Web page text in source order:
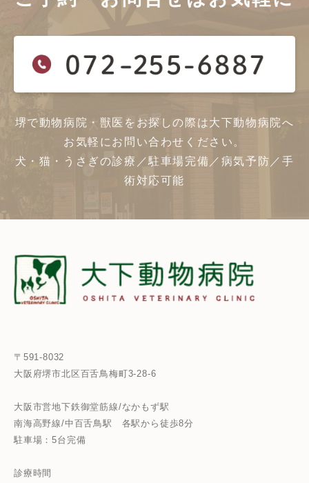
堺で動物病院・獣医をお探しの際は大下動物病院へ
お気軽にお問い合わせください。
犬・猫・うさぎの診療／駐車場完備／病気予防／手
術対応可能
〒591-8032
大阪府堺市北区百舌鳥梅町3-28-6
大阪市営地下鉄御堂筋線/なかもず駅
南海高野線/中百舌鳥駅 各駅から徒歩8分
駐車場：5台完備
診療時間